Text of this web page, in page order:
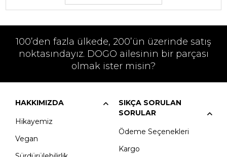
100’den fazla ülkede, 200’ün üzerinde satış
noktasındayız. DOGO ailesinin bir parçası
olmak ister misin?
HAKKIMIZDA
Hikayemiz
Vegan
SIKÇA SORULAN
SORULAR
Ödeme Seçenekleri
Kargo